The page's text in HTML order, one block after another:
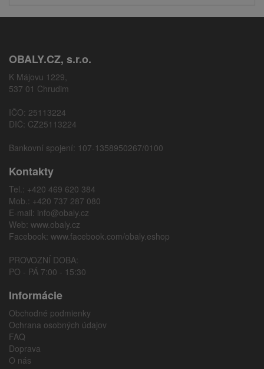
OBALY.CZ, s.r.o.
K Májovu 1229,
537 01 Chrudim
IČO: 25113224
DIČ: CZ25113224
Bankovní spojení: 107-1358950267/0100
Kontakty
Tel.: +420 469 620 384
Mob.: +420 737 287 080
E-mail: info@obaly.cz
Web: www.obaly.cz
Facebook: www.facebook.com/obaly.eshop
PROVOZNÍ DOBA:
PO - PÁ 7:00 - 15:30
Informácie
Obchodné podmienky
Ochrana osobných údajov
FAQ
Doprava
O nás